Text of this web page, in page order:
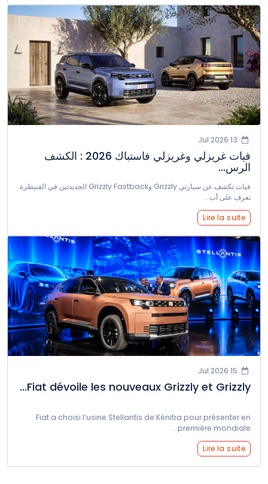
13 Jul 2026
فيات غريزلي وغريزلي فاستباك 2026 : الكشف
الرس...
فيات تكشف عن سيارتي Grizzly وGrizzly Fastback الجديدتين في القنيطرة.
تعرف على أب...
Lire la suite
15 Jul 2026
Fiat dévoile les nouveaux Grizzly et Grizzly...
Fiat a choisi l’usine Stellantis de Kénitra pour présenter en
première mondiale...
Lire la suite